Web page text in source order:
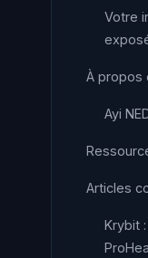
Votre
À propos
Ayi
Articles
Krybit